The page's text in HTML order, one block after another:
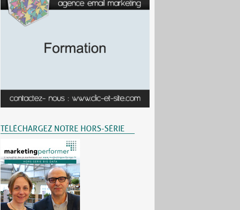
TÉLÉCHARGEZ NOTRE HORS-SÉRIE